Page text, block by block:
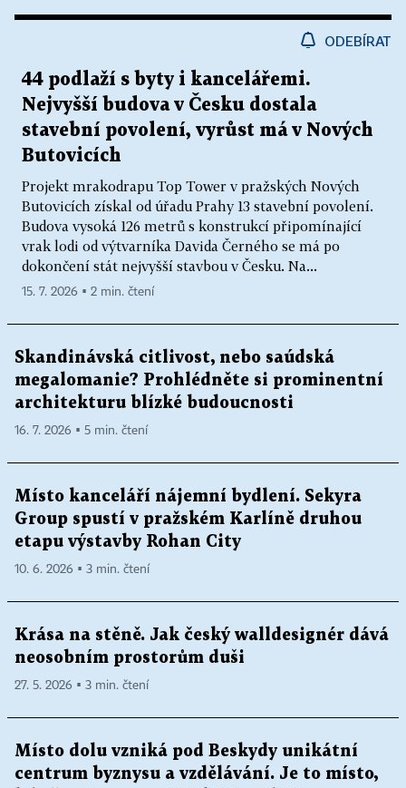
ODEBÍRAT
44 podlaží s byty i kancelářemi.
Nejvyšší budova v Česku dostala
stavební povolení, vyrůst má v Nových
Butovicích
Projekt mrakodrapu Top Tower v pražských Nových
Butovicích získal od úřadu Prahy 13 stavební povolení.
Budova vysoká 126 metrů s konstrukcí připomínající
vrak lodi od výtvarníka Davida Černého se má po
dokončení stát nejvyšší stavbou v Česku. Na...
15. 7. 2026 ▪ 2 min. čtení
Skandinávská citlivost, nebo saúdská
megalomanie? Prohlédněte si prominentní
architekturu blízké budoucnosti
16. 7. 2026 ▪ 5 min. čtení
Místo kanceláří nájemní bydlení. Sekyra
Group spustí v pražském Karlíně druhou
etapu výstavby Rohan City
10. 6. 2026 ▪ 3 min. čtení
Krása na stěně. Jak český walldesignér dává
neosobním prostorům duši
27. 5. 2026 ▪ 3 min. čtení
Místo dolu vzniká pod Beskydy unikátní
centrum byznysu a vzdělávání. Je to místo,